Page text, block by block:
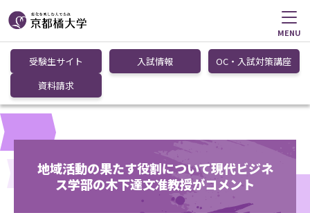
MENU
受験生サイト 入試情報
OC・入試対策講座
資料請求
地域活動の果たす役割について現代ビジネ
ス学部の木下達文准教授がコメント